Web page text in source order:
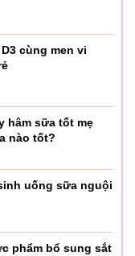
cùng men vi
hâm sữa tốt mẹ
nào tốt?
uống sữa nguội
phẩm bổ sung sắt